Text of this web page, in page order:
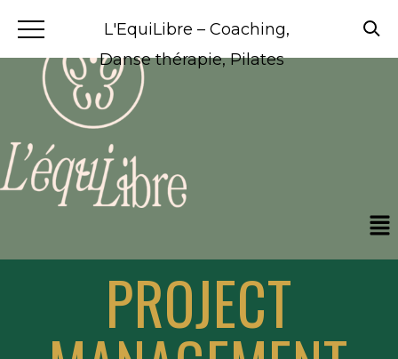
L'EquiLibre – Coaching,
Danse thérapie, Pilates
PROJECT